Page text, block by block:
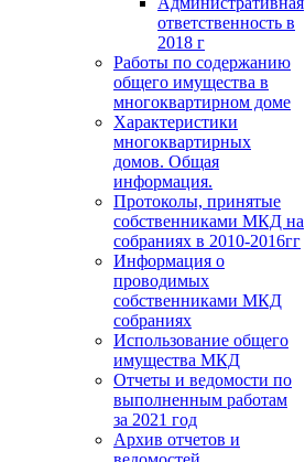
ответственность в
2018 г
Работы по содержанию
общего имущества в
многоквартирном доме
Характеристики
многоквартирных
домов. Общая
информация.
Протоколы, принятые
собственниками МКД на
собраниях в 2010-2016гг
Информация о
проводимых
собственниками МКД
собраниях
Использование общего
имущества МКД
Отчеты и ведомости по
выполненным работам
за 2021 год
Архив отчетов и